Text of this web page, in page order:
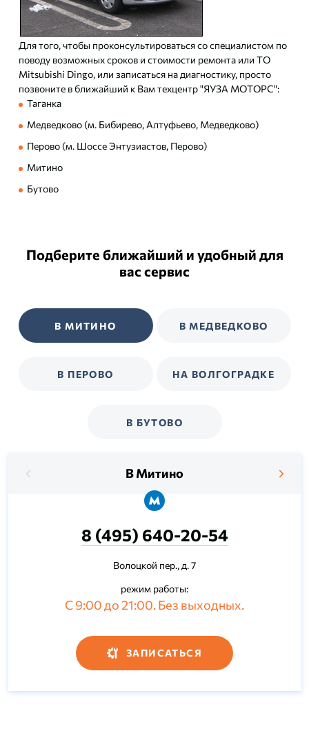
Для того, чтобы проконсультироваться со специалистом по
поводу возможных сроков и стоимости ремонта или ТО
Mitsubishi Dingo, или записаться на диагностику, просто
позвоните в ближайший к Вам техцентр "ЯУЗА МОТОРС":
Таганка
Медведково (м. Бибирево, Алтуфьево, Медведково)
Перово (м. Шоссе Энтузиастов, Перово)
Митино
Бутово
Подберите ближайший и удобный для
вас сервис
В МИТИНО В МЕДВЕДКОВО
В ПЕРОВО НА ВОЛГОГРАДКЕ
В БУТОВО
В Митино
8 (495) 640-20-54
Волоцкой пер., д. 7
режим работы:
С 9:00 до 21:00. Без выходных.
ЗАПИСАТЬСЯ